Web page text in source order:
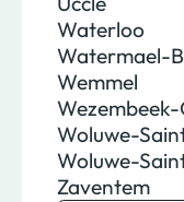
Waterloo
Watermael-
Wemmel
Woluwe-
Woluwe-
Zaventem